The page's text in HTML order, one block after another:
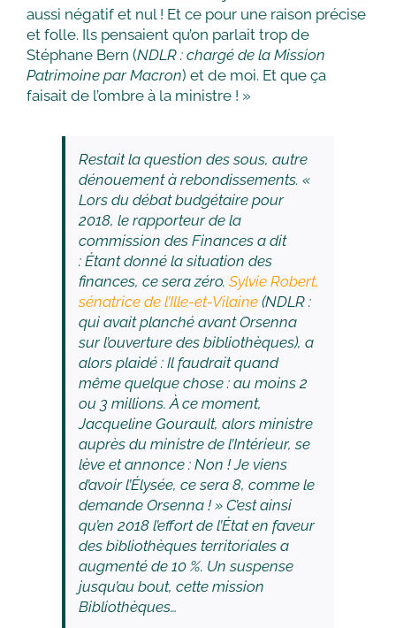
aussi négatif et nul ! Et ce pour une raison précise
et folle. Ils pensaient qu’on parlait trop de
Stéphane Bern (NDLR : chargé de la Mission
Patrimoine par Macron) et de moi. Et que ça
faisait de l’ombre à la ministre ! »
Restait la question des sous, autre
dénouement à rebondissements. «
Lors du débat budgétaire pour
2018, le rapporteur de la
commission des Finances a dit
: Étant donné la situation des
finances, ce sera zéro. Sylvie Robert,
sénatrice de l’Ille-et-Vilaine (NDLR :
qui avait planché avant Orsenna
sur l’ouverture des bibliothèques), a
alors plaidé : Il faudrait quand
même quelque chose : au moins 2
ou 3 millions. À ce moment,
Jacqueline Gourault, alors ministre
auprès du ministre de l’Intérieur, se
lève et annonce : Non ! Je viens
d’avoir l’Élysée, ce sera 8, comme le
demande Orsenna ! » C’est ainsi
qu’en 2018 l’effort de l’État en faveur
des bibliothèques territoriales a
augmenté de 10 %. Un suspense
jusqu’au bout, cette mission
Bibliothèques…